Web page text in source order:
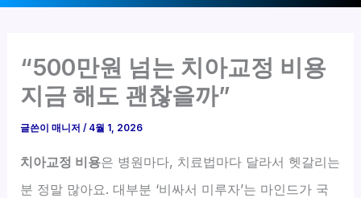
로
“500만원 넘는 치아교정 비용
지금 해도 괜찮을까”
글쓴이매니저/ 4월 1, 2026
치아교정 비용은 병원마다, 치료법마다 달라서 헷갈리는
분 정말 많아요. 대부분 ‘비싸서 미루자’는 마인드가 국